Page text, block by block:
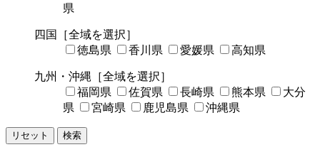
県
四国
［全域を選択］
徳島県
香川県 愛媛県 高知県
九州・沖縄 ［全域を選択］
福岡県
佐賀県 長崎県 熊本県
大分
県
宮崎県 鹿児島県 沖縄県
リセット 検索